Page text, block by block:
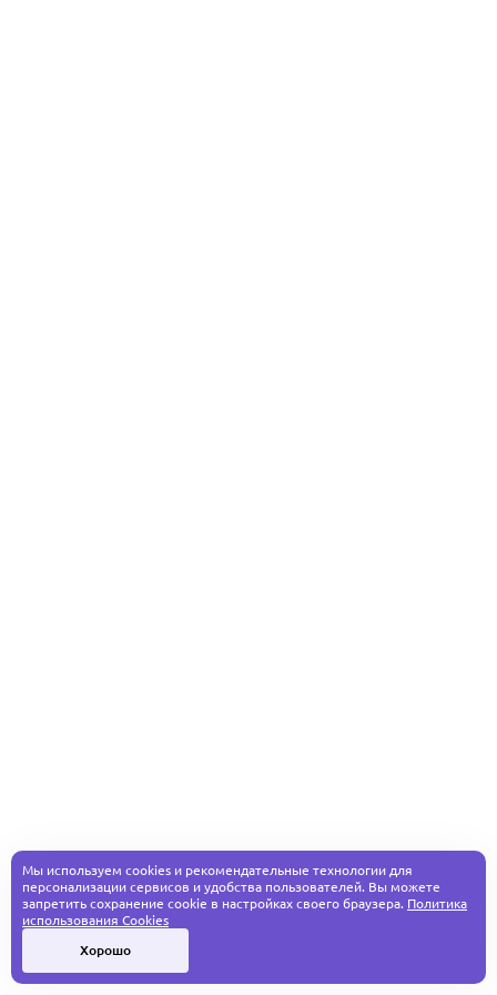
Мы используем cookies и рекомендательные технологии для
персонализации сервисов и удобства пользователей. Вы можете
запретить сохранение cookie в настройках своего браузера. Политика
использования Cookies
Хорошо